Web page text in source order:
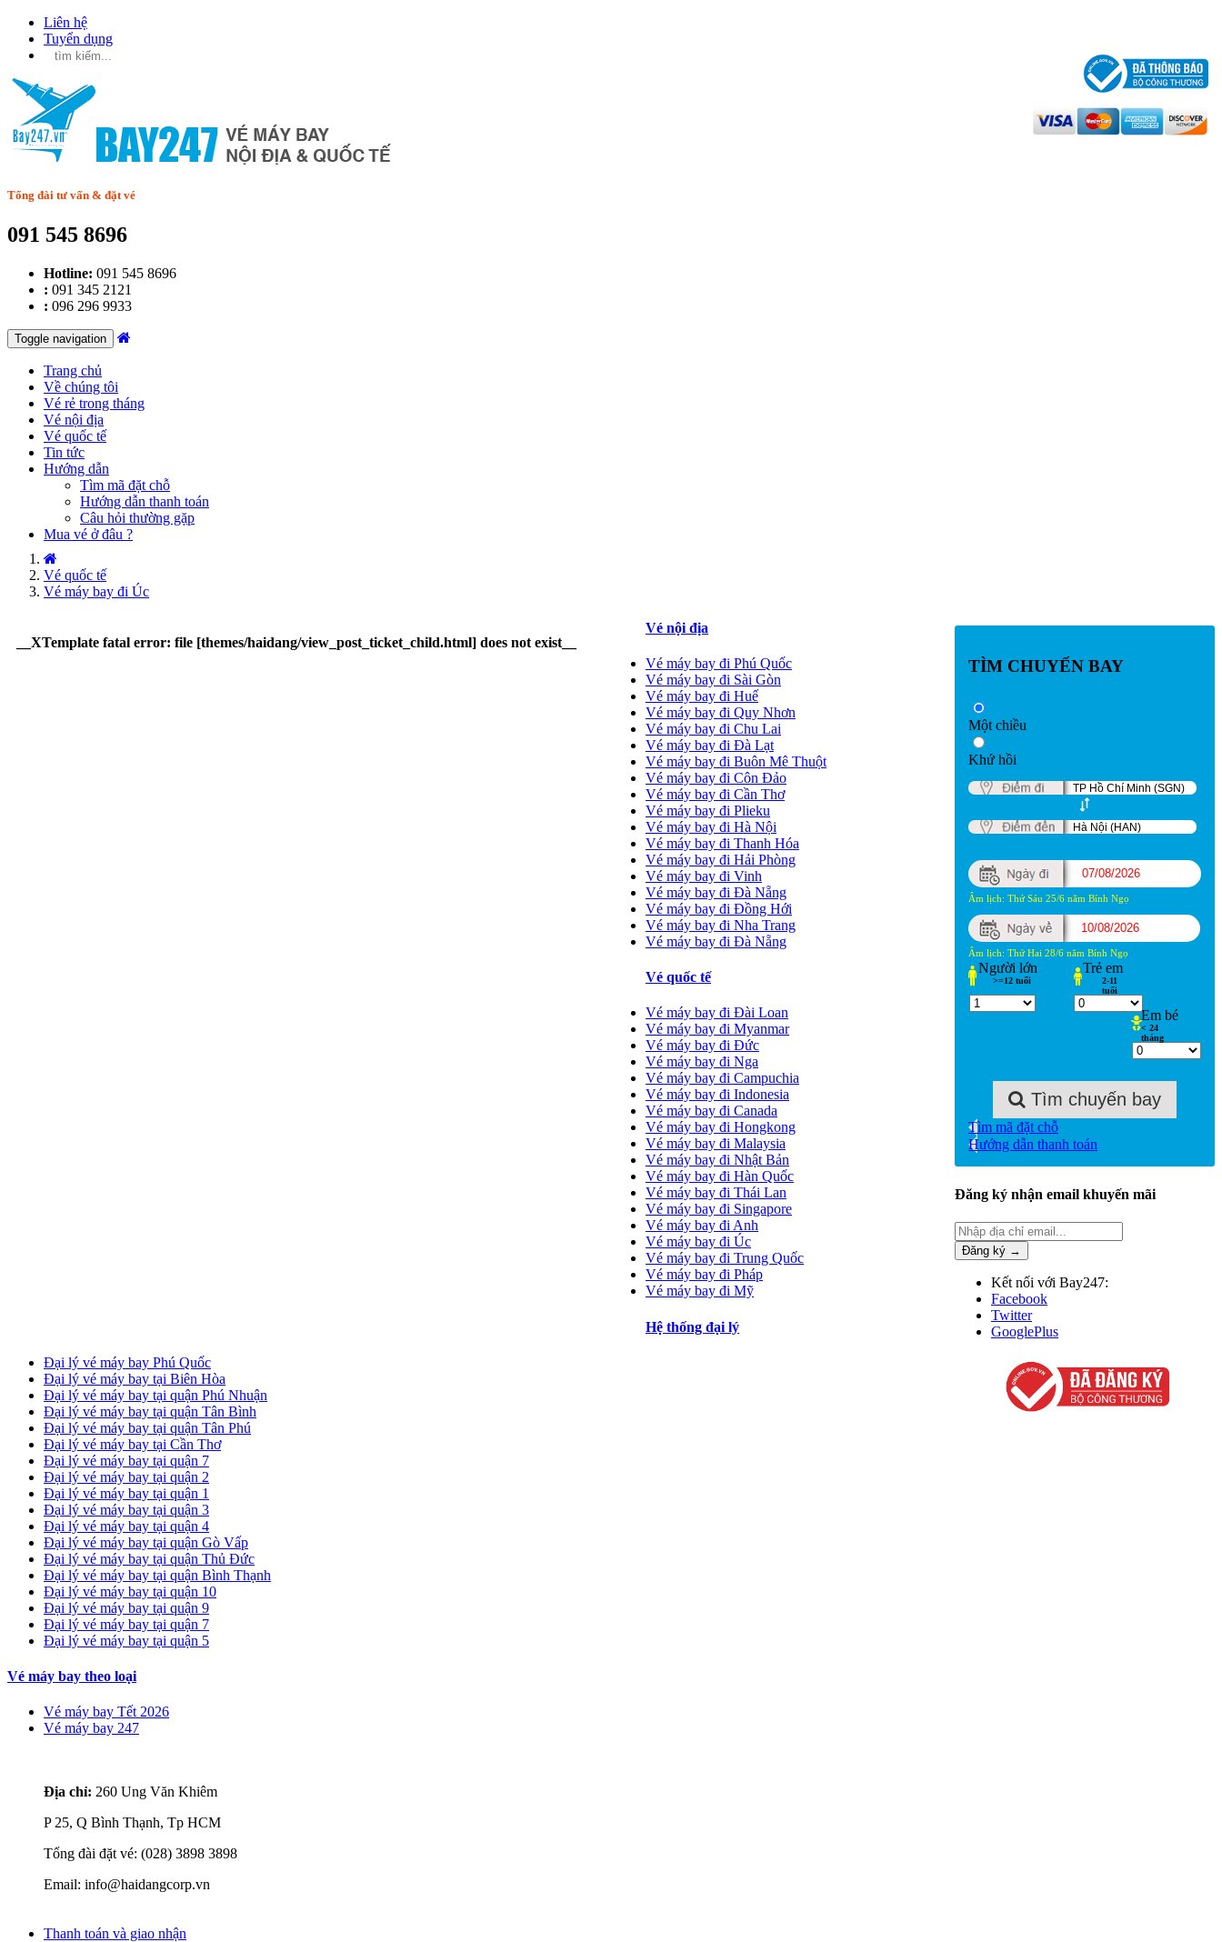
Liên hệ
Tuyển dụng
Tổng đài tư vấn & đặt vé
091 545 8696
Hotline: 091 545 8696
: 091 345 2121
: 096 296 9933
Toggle navigation
Trang chủ
Về chúng tôi
Vé rẻ trong tháng
Vé nội địa
Vé quốc tế
Tin tức
Hướng dẫn
Tìm mã đặt chỗ
Hướng dẫn thanh toán
Câu hỏi thường gặp
Mua vé ở đâu ?
Vé quốc tế
Vé máy bay đi Úc
__XTemplate fatal error: file [themes/haidang/view_post_ticket_child.html] does not exist__
TÌM CHUYẾN BAY
Một chiều
Khứ hồi
Âm lịch: Thứ Sáu 25/6 năm Bính Ngọ
Âm lịch: Thứ Hai 28/6 năm Bính Ngọ
Người lớn
>=12 tuổi
Trẻ em
2-11
tuổi
Em bé
< 24
tháng
Tìm chuyến bay
Tìm mã đặt chỗ
Hướng dẫn thanh toán
Đăng ký nhận email khuyến mãi
Đăng ký →
Kết nối với Bay247:
Facebook
Twitter
GooglePlus
Vé nội địa
Vé máy bay đi Phú Quốc
Vé máy bay đi Sài Gòn
Vé máy bay đi Huế
Vé máy bay đi Quy Nhơn
Vé máy bay đi Chu Lai
Vé máy bay đi Đà Lạt
Vé máy bay đi Buôn Mê Thuột
Vé máy bay đi Côn Đảo
Vé máy bay đi Cần Thơ
Vé máy bay đi Plieku
Vé máy bay đi Hà Nội
Vé máy bay đi Thanh Hóa
Vé máy bay đi Hải Phòng
Vé máy bay đi Vinh
Vé máy bay đi Đà Nẵng
Vé máy bay đi Đồng Hới
Vé máy bay đi Nha Trang
Vé máy bay đi Đà Nẵng
Vé quốc tế
Vé máy bay đi Đài Loan
Vé máy bay đi Myanmar
Vé máy bay đi Đức
Vé máy bay đi Nga
Vé máy bay đi Campuchia
Vé máy bay đi Indonesia
Vé máy bay đi Canada
Vé máy bay đi Hongkong
Vé máy bay đi Malaysia
Vé máy bay đi Nhật Bản
Vé máy bay đi Hàn Quốc
Vé máy bay đi Thái Lan
Vé máy bay đi Singapore
Vé máy bay đi Anh
Vé máy bay đi Úc
Vé máy bay đi Trung Quốc
Vé máy bay đi Pháp
Vé máy bay đi Mỹ
Hệ thống đại lý
Đại lý vé máy bay Phú Quốc
Đại lý vé máy bay tại Biên Hòa
Đại lý vé máy bay tại quận Phú Nhuận
Đại lý vé máy bay tại quận Tân Bình
Đại lý vé máy bay tại quận Tân Phú
Đại lý vé máy bay tại Cần Thơ
Đại lý vé máy bay tại quận 7
Đại lý vé máy bay tại quận 2
Đại lý vé máy bay tại quận 1
Đại lý vé máy bay tại quận 3
Đại lý vé máy bay tại quận 4
Đại lý vé máy bay tại quận Gò Vấp
Đại lý vé máy bay tại quận Thủ Đức
Đại lý vé máy bay tại quận Bình Thạnh
Đại lý vé máy bay tại quận 10
Đại lý vé máy bay tại quận 9
Đại lý vé máy bay tại quận 7
Đại lý vé máy bay tại quận 5
Vé máy bay theo loại
Vé máy bay Tết 2026
Vé máy bay 247
Địa chỉ: 260 Ung Văn Khiêm
P 25, Q Bình Thạnh, Tp HCM
Tổng đài đặt vé: (028) 3898 3898
Email: info@haidangcorp.vn
Thanh toán và giao nhận